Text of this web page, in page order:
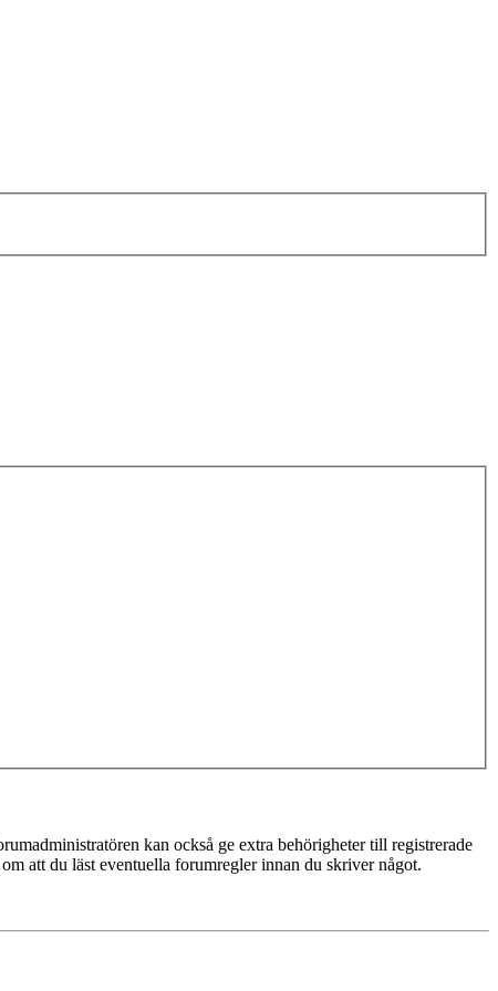
kan också ge extra behörigheter till registrerade
att du läst eventuella forumregler innan du skriver något.